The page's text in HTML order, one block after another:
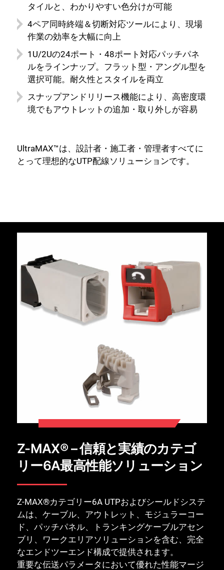
タイルと、わかりやすい色分けが可能
4ペア同時終端＆切断対応ツールにより、現場
作業の効率を大幅に向上
1U/2Uの24ポート・48ポート対応パッチパネ
ルをラインナップ。フラット型・アングル型を
選択可能。耐久性とスタイルを両立
スナップアンドリリース機能により、高密度環
境でもアウトレットの追加・取り外しが容易
UltraMAX™は、設計者・施工者・管理者すべてに
とって理想的なUTP配線ソリューションです。
Z-MAX® – 信頼と実績のカテゴ
リー6A最高性能ソリューション
Z-MAX®カテゴリー6A UTPおよびシールドシステ
ムは、ケーブル、アウトレット、モジュラーコー
ド、パッチパネル、トランキングケーブルアセン
ブリ、ワークエリアソリューションを含む、完全
なエンドツーエンド構成で提供されます。
重要な伝送パラメータにおいて優れた性能マージ